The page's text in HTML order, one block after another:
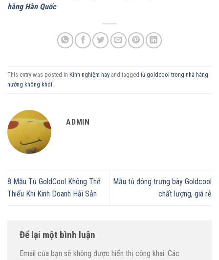
hàng Hàn Quốc
This entry was posted in Kinh nghiệm hay and taggedtủ goldcool trong nhà hàng
nướng không khói.
ADMIN
8 Mẫu Tủ GoldCool Không Thể
Thiếu Khi Kinh Doanh Hải Sản
Mẫu tủ đông trưng bày Goldcool
chất lượng, giá rẻ
Để lại một bình luận
Email của bạn sẽ không được hiển thị công khai. Các